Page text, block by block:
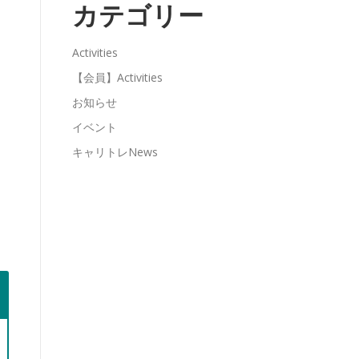
カテゴリー
Activities
【会員】Activities
お知らせ
イベント
キャリトレNews